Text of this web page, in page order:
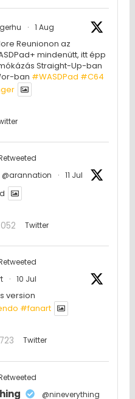
· 1 Aug
Reunionon az
mindenütt, itt épp
Straight-Up-ban
ban #WASDPad #C64
@arannation · 11 Jul
Twitter
· 10 Jul
version
#fanartㅤㅤㅤㅤ
Twitter
@nineverything